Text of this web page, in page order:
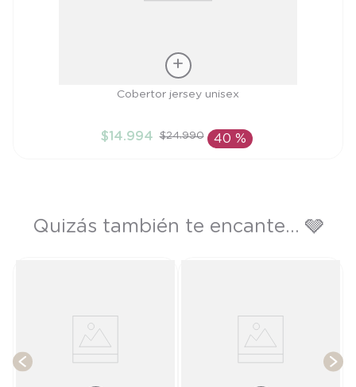
AÑADIR AL CARRITO
Cobertor jersey unisex
$14.994 $24.990 40 %
Quizás también te encante... 🩶